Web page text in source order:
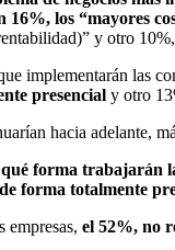
16%, los “mayores
y otro
implementarán las
presencial y otro
hacia adelante,
forma trabajarán
forma totalmente
empresas, el 52%, no